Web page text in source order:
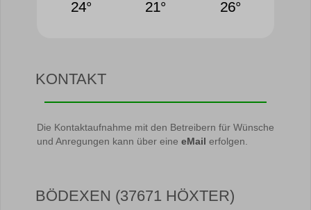
24° 21° 26°
KONTAKT
Die Kontaktaufnahme mit den Betreibern für Wünsche
und Anregungen kann über eine eMail erfolgen.
BÖDEXEN (37671 HÖXTER)